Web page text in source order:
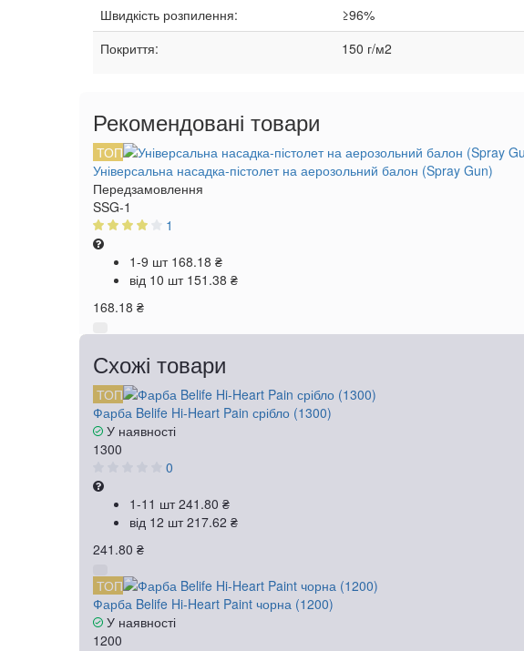
Швидкість розпилення:
≥96%
Покриття:
150 г/м2
Рекомендовані товари
ТОП
Універсальна насадка-пістолет на аерозольний балон (Spray Gun)
Передзамовлення
SSG-1
1
1-9 шт 168.18 ₴
від 10 шт 151.38 ₴
168.18 ₴
Схожі товари
ТОП
Фарба Belife Hi-Heart Pain срібло (1300)
У наявності
1300
0
1-11 шт241.80 ₴
від 12 шт217.62 ₴
241.80 ₴
ТОП
Фарба Belife Hi-Heart Paint чорна (1200)
У наявності
1200